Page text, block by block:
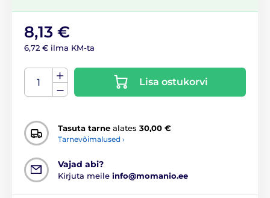
8,13 €
6,72 € ilma KM-ta
Lisa ostukorvi
Tasuta tarne alates 30,00 €
Tarnevõimalused ›
Vajad abi?
Kirjuta meile info@momanio.ee